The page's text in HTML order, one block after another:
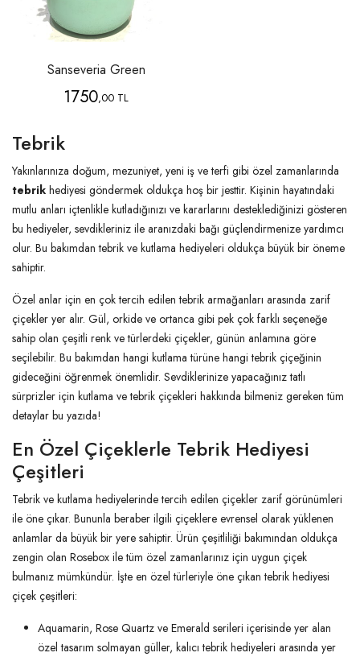
Sanseveria Green
1750,00 TL
Tebrik
Yakınlarınıza doğum, mezuniyet, yeni iş ve terfi gibi özel zamanlarında
tebrik hediyesi göndermek oldukça hoş bir jesttir. Kişinin hayatındaki
mutlu anları içtenlikle kutladığınızı ve kararlarını desteklediğinizi gösteren
bu hediyeler, sevdikleriniz ile aranızdaki bağı güçlendirmenize yardımcı
olur. Bu bakımdan tebrik ve kutlama hediyeleri oldukça büyük bir öneme
sahiptir.
Özel anlar için en çok tercih edilen tebrik armağanları arasında zarif
çiçekler yer alır. Gül, orkide ve ortanca gibi pek çok farklı seçeneğe
sahip olan çeşitli renk ve türlerdeki çiçekler, günün anlamına göre
seçilebilir. Bu bakımdan hangi kutlama türüne hangi tebrik çiçeğinin
gideceğini öğrenmek önemlidir. Sevdiklerinize yapacağınız tatlı
sürprizler için kutlama ve tebrik çiçekleri hakkında bilmeniz gereken tüm
detaylar bu yazıda!
En Özel Çiçeklerle Tebrik Hediyesi
Çeşitleri
Tebrik ve kutlama hediyelerinde tercih edilen çiçekler zarif görünümleri
ile öne çıkar. Bununla beraber ilgili çiçeklere evrensel olarak yüklenen
anlamlar da büyük bir yere sahiptir. Ürün çeşitliliği bakımından oldukça
zengin olan Rosebox ile tüm özel zamanlarınız için uygun çiçek
bulmanız mümkündür. İşte en özel türleriyle öne çıkan tebrik hediyesi
çiçek çeşitleri:
Aquamarin, Rose Quartz ve Emerald serileri içerisinde yer alan
özel tasarım solmayan güller, kalıcı tebrik hediyeleri arasında yer